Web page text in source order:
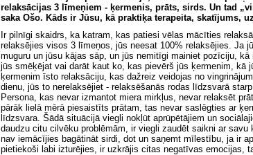
relaksācijas 3 līmeņiem - ķermenis, prāts, sirds. Un tad
saka Ošo. Kāds ir Jūsu, kā praktiķa terapeita, skatījums,
Ir pilnīgi skaidrs, ka katram, kas patiesi vēlas mācīties
relaksējies visos 3 līmeņos, jūs neesat 100% relaksējies. Ja
muguru un jūsu kājas sāp, un jūs nemitīgi mainiet pozīciju,
jūs smēķējat vai darāt kaut ko, kas pievērš jūs ķermenim, kā
ķermenim īsto relaksāciju, kas dažreiz veidojas no
dienu, jūs to nerelaksējiet - relaksēšanās rodas līdzsvarā
Persona, kas nevar izmantot miera mirkļus, nevar relaksēt
pārāk lielā mērā piesaistīts prātam, tas nevar saslēgties ar
līdzsvara. Šādā situācijā viegli nokļūt aprūpētājiem un
daudzu citu cilvēku problēmām, ir viegli zaudēt saikni ar
nav iemācījies bagātināt sirdi, dot un saņemt mīlestību, ja ir
pietiekoši labi izturējies, ir uzkrājis citas negatīvas emocijas,